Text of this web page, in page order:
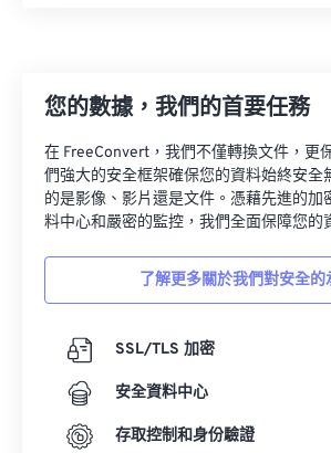
您的數據，我們的首要任務
在 FreeConvert，我們不僅轉換文件，更
們強大的安全框架確保您的資料始終安全
的是影像、影片還是文件。憑藉先進的加
料中心和嚴密的監控，我們全面保障您的
了解更多關於我們對安全的
SSL/TLS 加密
安全資料中心
存取控制和身份驗證